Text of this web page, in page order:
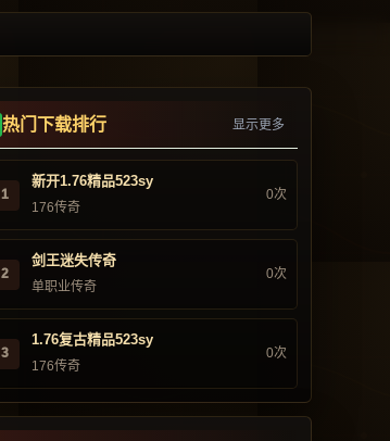
热门下载排行 显示更多
1
新开1.76精品523sy
176传奇
0次
2
剑王迷失传奇
单职业传奇
0次
3
1.76复古精品523sy
176传奇
0次